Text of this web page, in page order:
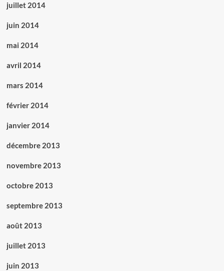
juillet 2014
juin 2014
mai 2014
avril 2014
mars 2014
février 2014
janvier 2014
décembre 2013
novembre 2013
octobre 2013
septembre 2013
août 2013
juillet 2013
juin 2013